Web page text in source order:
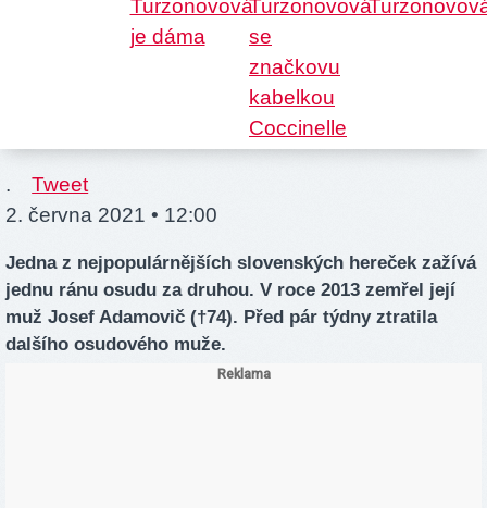
.
Tweet
2. června 2021 • 12:00
Jedna z nejpopulárnějších slovenských hereček zažívá
jednu ránu osudu za druhou. V roce 2013 zemřel její
muž Josef Adamovič (†74). Před pár týdny ztratila
dalšího osudového muže.